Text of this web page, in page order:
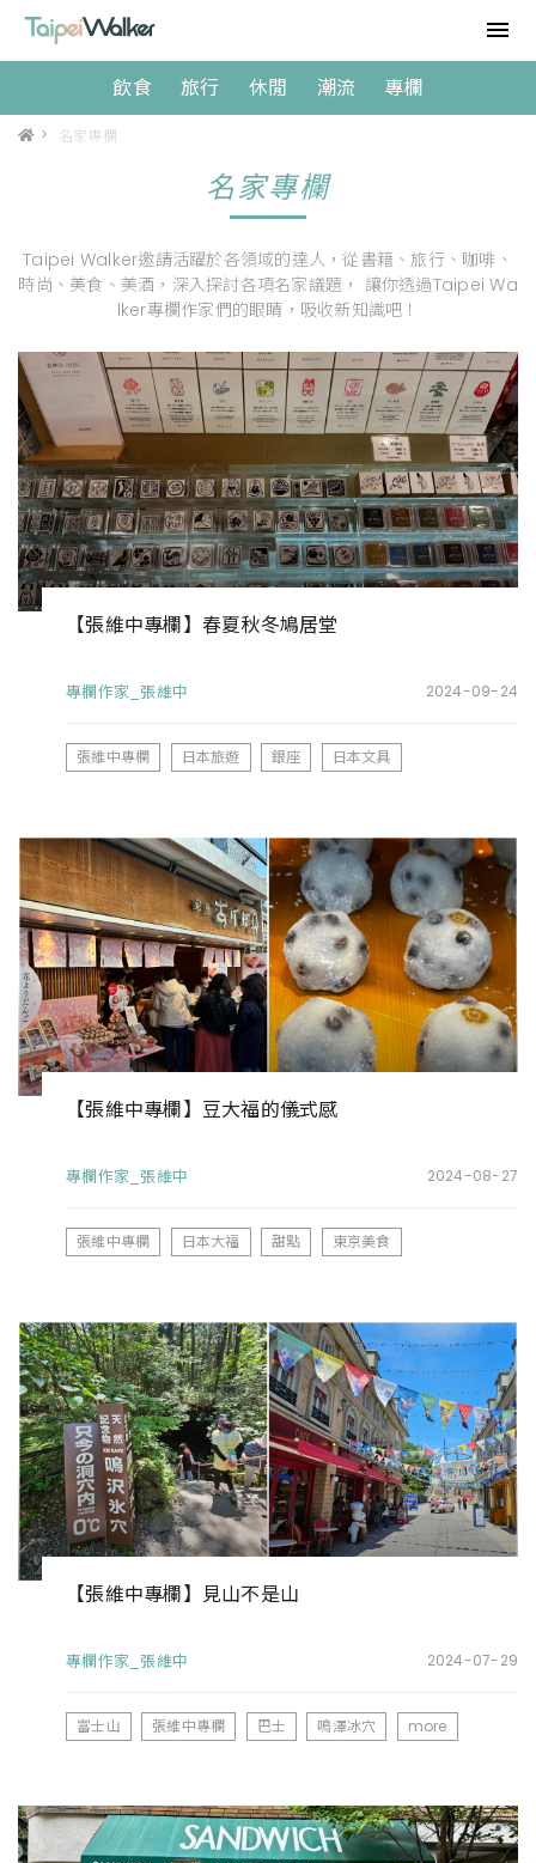
飲食 旅行 休閒 潮流 專欄
> 名家專欄
名家專欄
Taipei Walker邀請活躍於各領域的達人，從書籍、旅行、咖啡、
時尚、美食、美酒，深入探討各項名家議題， 讓你透過Taipei Wa
lker專欄作家們的眼睛，吸收新知識吧！
【張維中專欄】春夏秋冬鳩居堂
專欄作家_張維中 2024-09-24
張維中專欄 日本旅遊 銀座 日本文具
【張維中專欄】豆大福的儀式感
專欄作家_張維中 2024-08-27
張維中專欄 日本大福 甜點 東京美食
【張維中專欄】見山不是山
專欄作家_張維中 2024-07-29
富士山 張維中專欄 巴士 鳴澤冰穴 more